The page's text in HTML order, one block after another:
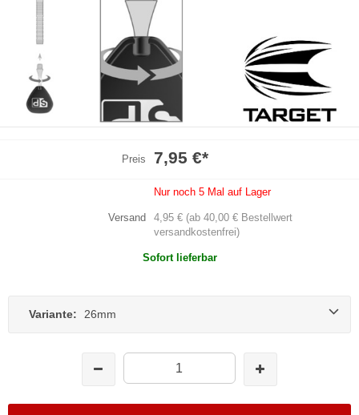
Preis 7,95 €*
Nur noch 5 Mal auf Lager
Versand
4,95 € (ab 40,00 € Bestellwert
versandkostenfrei)
Sofort lieferbar
Variante: 26mm